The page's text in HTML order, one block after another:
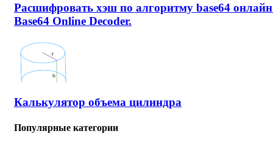
Расшифровать хэш по алгоритму base64
Base64 Online Decoder.
Калькулятор объема цилиндра
Популярные категории